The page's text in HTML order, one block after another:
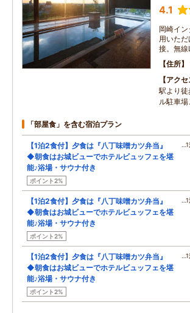
4.1
岡崎イ
用いた
接。無
住所
アクセ
駅より
ル駐車
「部屋食」を含む宿泊プラン
【1泊2食付】夕食は『八丁味噌カツ弁当』
◆朝食はお城ビューでホテルビュッフェを堪
能♪浴場・サウナ付き
ポイント2%
…1
【1泊2食付】夕食は『八丁味噌カツ弁当』
◆朝食はお城ビューでホテルビュッフェを堪
能♪浴場・サウナ付き
ポイント2%
…1
【1泊2食付】夕食は『八丁味噌カツ弁当』
◆朝食はお城ビューでホテルビュッフェを堪
能♪浴場・サウナ付き
ポイント2%
…1